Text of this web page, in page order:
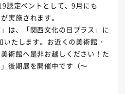
認定ベントとして、9月にも
実施されます。
は、「関西文化の日プラス」に
たします。お近くの美術館 ・
術館へ是非お越しください！た
後期展を開催中です（～